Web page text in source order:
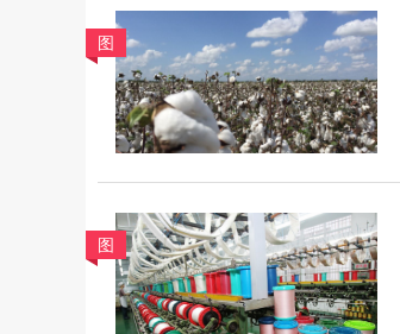
图
图